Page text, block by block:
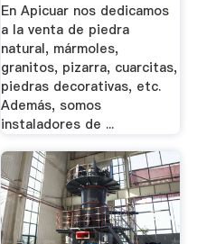
En Apicuar nos dedicamos
a la venta de piedra
natural, mármoles,
granitos, pizarra, cuarcitas,
piedras decorativas, etc.
Además, somos
instaladores de ...